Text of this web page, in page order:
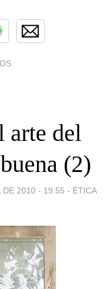
arte del
(2)
DE 2010 - 19:55 - ÉTICA